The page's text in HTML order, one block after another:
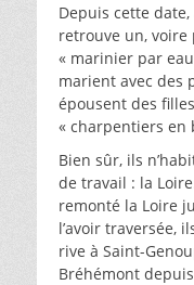
Depuis cette
retrouve un,
« marinier par
marient avec des
épousent des
« charpentiers en
Bien sûr, ils
de travail : la
remonté la Loire
l’avoir traversée,
rive à Saint-
Bréhémont